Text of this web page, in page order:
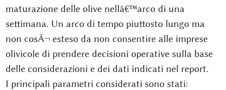
maturazione delle olive nellâ€™arco di una
settimana. Un arco di tempo piuttosto lungo ma
non cosÃ¬ esteso da non consentire alle imprese
olivicole di prendere decisioni operative sulla base
delle considerazioni e dei dati indicati nel report.
I principali parametri considerati sono stati: